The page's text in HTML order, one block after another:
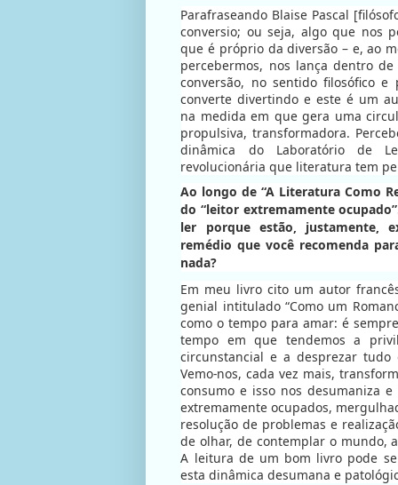
Parafraseando Blaise Pascal
conversio; ou seja, algo que nos
que é próprio da diversão – e, ao
percebermos, nos lança dentro
conversão, no sentido filosófico
converte divertindo e este é um
na medida em que gera uma
propulsiva, transformadora.
dinâmica do Laboratório de
revolucionária que literatura tem
Ao longo de “A Literatura Como
do “leitor extremamente
ler porque estão, justamente,
remédio que você recomenda
nada?
Em meu livro cito um autor
genial intitulado “Como um
como o tempo para amar: é
tempo em que tendemos a
circunstancial e a desprezar
Vemo-nos, cada vez mais,
consumo e isso nos desumaniza
extremamente ocupados,
resolução de problemas e
de olhar, de contemplar o mundo,
A leitura de um bom livro pode
esta dinâmica desumana e